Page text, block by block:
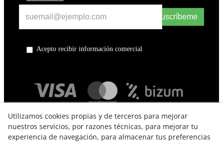
Suscríbeme
Acepto recibir información comercial
Utilizamos cookies propias y de terceros para mejorar
nuestros servicios, por razones técnicas, para mejorar tu
experiencia de navegación, para almacenar tus preferencias